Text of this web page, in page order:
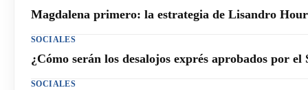
Magdalena primero: la estrategia de Lisandro
SOCIALES
¿Cómo serán los desalojos exprés aprobados por el
SOCIALES